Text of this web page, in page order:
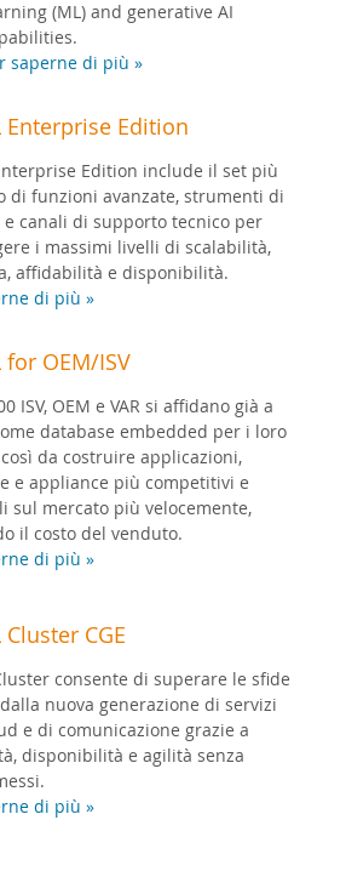
(ML) and generative AI
saperne di più »
Enterprise Edition
Edition include il set più
di funzioni avanzate, strumenti di
e canali di supporto tecnico per
i massimi livelli di scalabilità,
affidabilità e disponibilità.
di più »
for OEM/ISV
ISV, OEM e VAR si affidano già a
database embedded per i loro
da costruire applicazioni,
e appliance più competitivi e
sul mercato più velocemente,
il costo del venduto.
di più »
Cluster CGE
consente di superare le sfide
nuova generazione di servizi
e di comunicazione grazie a
disponibilità e agilità senza
di più »